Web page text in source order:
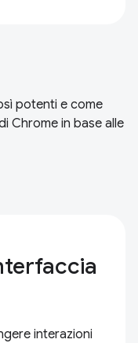
potenti e come
Chrome in base alle
interazioni